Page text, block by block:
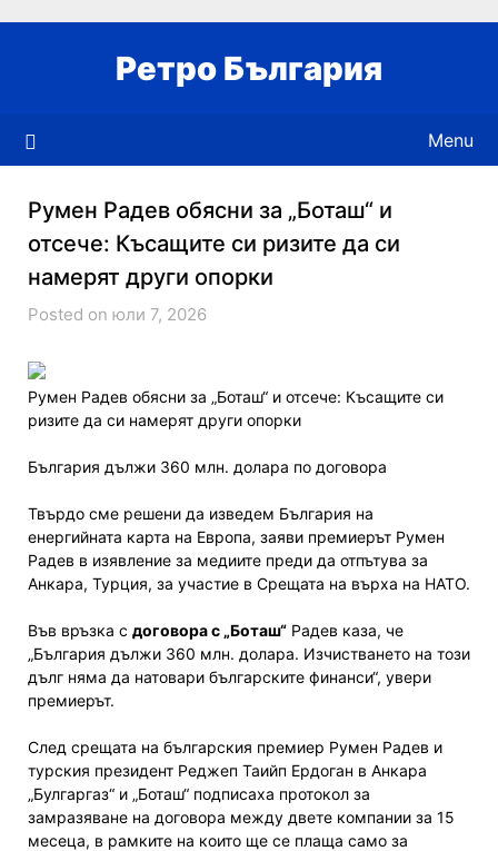
Ретро България
Menu
Румен Радев обясни за „Боташ“ и
отсече: Късащите си ризите да си
намерят други опорки
Posted on юли 7, 2026
Румен Радев обясни за „Боташ“ и отсече: Късащите си
ризите да си намерят други опорки
България дължи 360 млн. долара по договора
Твърдо сме решени да изведем България на
енергийната карта на Европа, заяви премиерът Румен
Радев в изявление за медиите преди да отпътува за
Анкара, Турция, за участие в Срещата на върха на НАТО.
Във връзка с договора с „Боташ“ Радев каза, че
„България дължи 360 млн. долара. Изчистването на този
дълг няма да натовари българските финанси“, увери
премиерът.
След срещата на българския премиер Румен Радев и
турския президент Реджеп Таийп Ердоган в Анкара
„Булгаргаз“ и „Боташ“ подписаха протокол за
замразяване на договора между двете компании за 15
месеца, в рамките на които ще се плаща само за